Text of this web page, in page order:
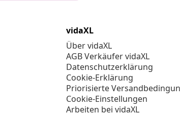
vidaXL
Über vidaXL
AGB Verkäufer vidaXL
Datenschutzerklärung
Cookie-Erklärung
Priorisierte
Cookie-Einstellungen
Arbeiten bei vidaXL